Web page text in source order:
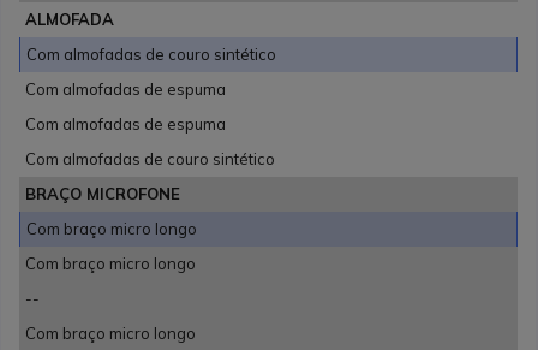
ALMOFADA
Com almofadas de couro sintético
Com almofadas de espuma
Com almofadas de espuma
Com almofadas de couro sintético
BRAÇO MICROFONE
Com braço micro longo
Com braço micro longo
--
Com braço micro longo